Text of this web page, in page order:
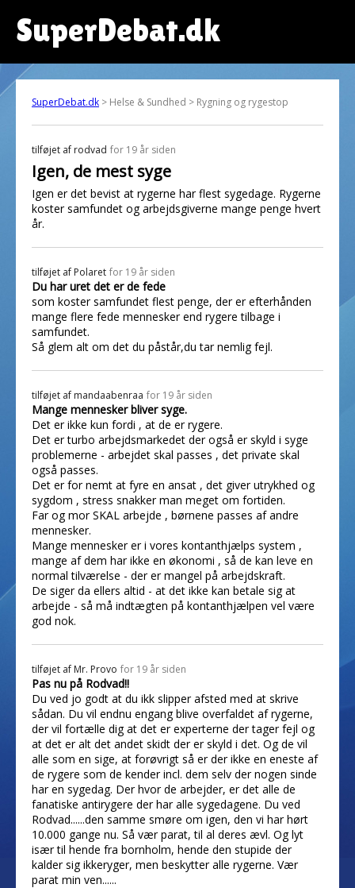
SuperDebat.dk
SuperDebat.dk > Helse & Sundhed > Rygning og rygestop
tilføjet af rodvad for 19 år siden
Igen, de mest syge
Igen er det bevist at rygerne har flest sygedage. Rygerne
koster samfundet og arbejdsgiverne mange penge hvert
år.
tilføjet af Polaret for 19 år siden
Du har uret det er de fede
som koster samfundet flest penge, der er efterhånden
mange flere fede mennesker end rygere tilbage i
samfundet.
Så glem alt om det du påstår,du tar nemlig fejl.
tilføjet af mandaabenraa for 19 år siden
Mange mennesker bliver syge.
Det er ikke kun fordi , at de er rygere.
Det er turbo arbejdsmarkedet der også er skyld i syge
problemerne - arbejdet skal passes , det private skal
også passes.
Det er for nemt at fyre en ansat , det giver utrykhed og
sygdom , stress snakker man meget om fortiden.
Far og mor SKAL arbejde , børnene passes af andre
mennesker.
Mange mennesker er i vores kontanthjælps system ,
mange af dem har ikke en økonomi , så de kan leve en
normal tilværelse - der er mangel på arbejdskraft.
De siger da ellers altid - at det ikke kan betale sig at
arbejde - så må indtægten på kontanthjælpen vel være
god nok.
tilføjet af Mr. Provo for 19 år siden
Pas nu på Rodvad!!
Du ved jo godt at du ikk slipper afsted med at skrive
sådan. Du vil endnu engang blive overfaldet af rygerne,
der vil fortælle dig at det er experterne der tager fejl og
at det er alt det andet skidt der er skyld i det. Og de vil
alle som en sige, at forøvrigt så er der ikke en eneste af
de rygere som de kender incl. dem selv der nogen sinde
har en sygedag. Der hvor de arbejder, er det alle de
fanatiske antirygere der har alle sygedagene. Du ved
Rodvad......den samme smøre om igen, den vi har hørt
10.000 gange nu. Så vær parat, til al deres ævl. Og lyt
især til hende fra bornholm, hende den stupide der
kalder sig ikkeryger, men beskytter alle rygerne. Vær
parat min ven......